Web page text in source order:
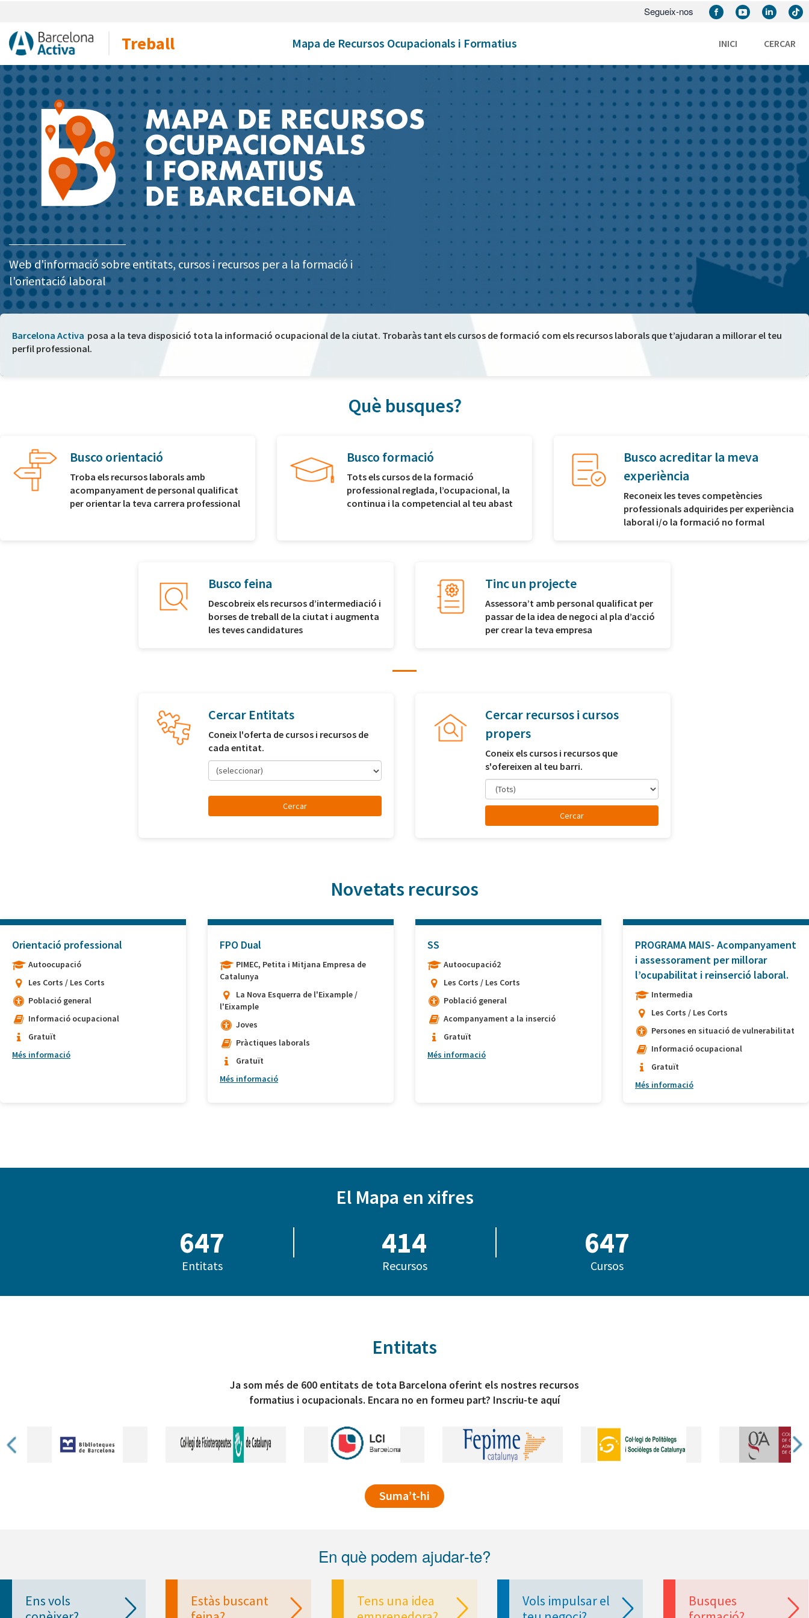
Segueix-nos
Mapa de Recursos Ocupacionals i Formatius
Treball INICI CERCAR
Web d'informació sobre entitats, cursos i recursos per a la formació i
l'orientació laboral
Barcelona Activa posa a la teva disposició tota la informació ocupacional de la ciutat. Trobaràs tant els cursos de formació com els recursos laborals que t’ajudaran a millorar el teu
perfil professional.
Què busques?
Busco orientació
Troba els recursos laborals amb
acompanyament de personal qualificat
per orientar la teva carrera professional
Busco formació
Tots els cursos de la formació
professional reglada, l’ocupacional, la
continua i la competencial al teu abast
Busco acreditar la meva
experiència
Reconeix les teves competències
professionals adquirides per experiència
laboral i/o la formació no formal
Busco feina
Descobreix els recursos d’intermediació i
borses de treball de la ciutat i augmenta
les teves candidatures
Tinc un projecte
Assessora’t amb personal qualificat per
passar de la idea de negoci al pla d’acció
per crear la teva empresa
Cercar Entitats
Coneix l'oferta de cursos i recursos de
cada entitat.
(seleccionar)
Cercar recursos i cursos
propers
Coneix els cursos i recursos que
s'ofereixen al teu barri.
Novetats recursos
Orientació professional
Autoocupació
Les Corts / Les Corts
Població general
Informació ocupacional
Gratuït
Més informació
FPO Dual
PIMEC, Petita i Mitjana Empresa de
Catalunya
La Nova Esquerra de l'Eixample /
l'Eixample
Joves
Pràctiques laborals
Gratuït
Més informació
SS
Autoocupació2
Les Corts / Les Corts
Població general
Acompanyament a la inserció
Gratuït
Més informació
PROGRAMA MAIS- Acompanyament
i assessorament per millorar
l’ocupabilitat i reinserció laboral.
Intermedia
Les Corts / Les Corts
Persones en situació de vulnerabilitat
Informació ocupacional
Gratuït
Més informació
El Mapa en xifres
685
Entitats
414
Recursos
836
Cursos
Entitats
Ja som més de 600 entitats de tota Barcelona oferint els nostres recursos
formatius i ocupacionals. Encara no en formeu part? Inscriu-te aquí
Suma’t-hi
En què podem ajudar-te?
Ens vols
Estàs buscant
Tens una idea
Vols impulsar el
Busques